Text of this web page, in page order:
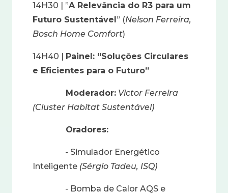
14H30 | ”A Relevância do R3 para um
Futuro Sustentável” (Nelson Ferreira,
Bosch Home Comfort)
14H40 | Painel: “Soluções Circulares
e Eficientes para o Futuro”
Moderador: Victor Ferreira
(Cluster Habitat Sustentável)
Oradores:
- Simulador Energético
Inteligente (Sérgio Tadeu, ISQ)
- Bomba de Calor AQS e